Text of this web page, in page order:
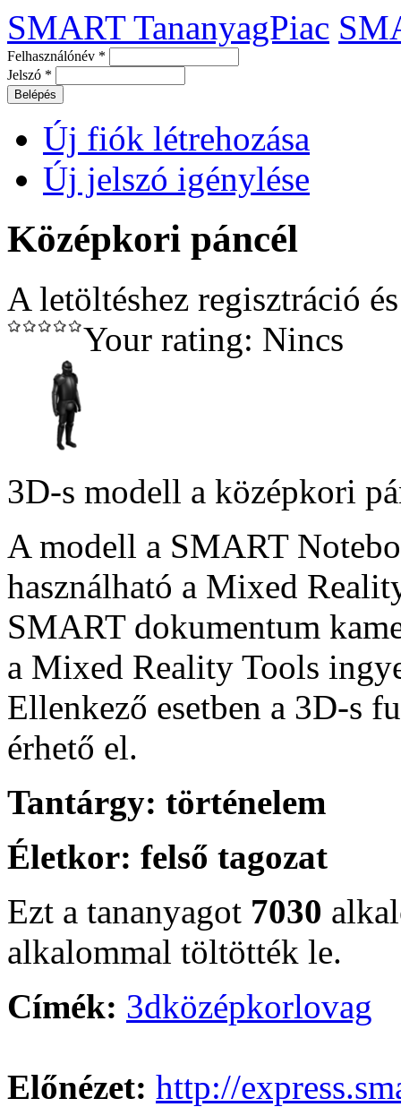
SMART TananyagPiac
Felhasználónév *
Jelszó *
Új fiók létrehozása
Új jelszó igénylése
Középkori páncél
A letöltéshez regisztráció
Your rating: Nincs
3D-s modell a középkori
A modell a SMART
használható a Mixed
SMART dokumentum
a Mixed Reality Tools
Ellenkező esetben a 3D-s
érhető el.
Tantárgy: történelem
Életkor: felső tagozat
Ezt a tananyagot 7030
alkalommal töltötték le.
Címék: 3dközépkorlovag
Előnézet: http://